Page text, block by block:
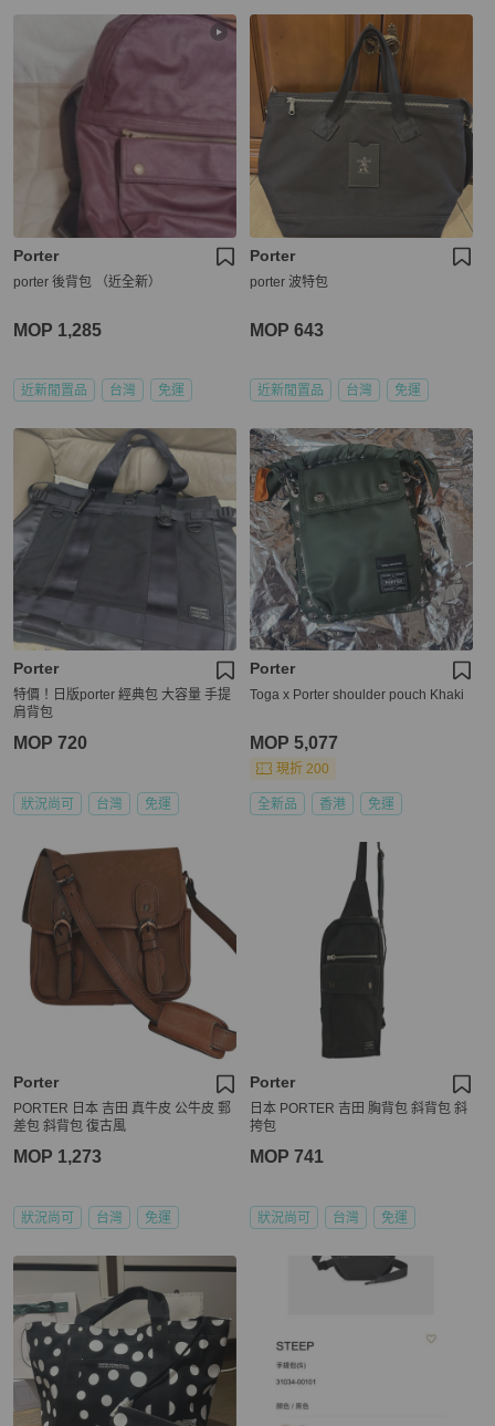
Porter
porter 後背包 （近全新）
MOP 1,285
近新閒置品 台灣 免運
Porter
porter 波特包
MOP 643
近新閒置品 台灣 免運
Porter
特價！日版porter 經典包 大容量 手提
肩背包
MOP 720
狀況尚可 台灣 免運
Porter
Toga x Porter shoulder pouch Khaki
MOP 5,077
現折 200
全新品 香港 免運
Porter
PORTER 日本 吉田 真牛皮 公牛皮 郵
差包 斜背包 復古風
MOP 1,273
狀況尚可 台灣 免運
Porter
日本 PORTER 吉田 胸背包 斜背包 斜
挎包
MOP 741
狀況尚可 台灣 免運